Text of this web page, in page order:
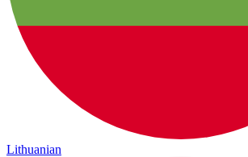
Lithuanian